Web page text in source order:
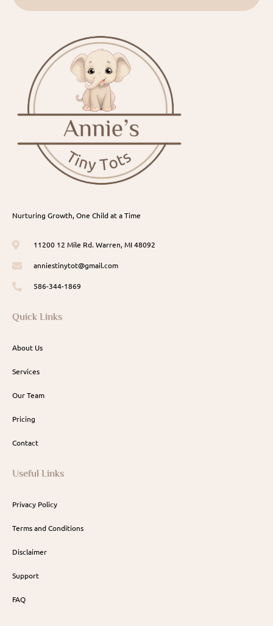
Nurturing Growth, One Child at a Time
11200 12 Mile Rd. Warren, MI 48092
anniestinytot@gmail.com
586-344-1869
Quick Links
About Us
Services
Our Team
Pricing
Contact
Useful Links
Privacy Policy
Terms and Conditions
Disclaimer
Support
FAQ